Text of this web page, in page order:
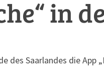
in
des Saarlandes die